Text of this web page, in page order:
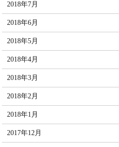
2018年7月
2018年6月
2018年5月
2018年4月
2018年3月
2018年2月
2018年1月
2017年12月